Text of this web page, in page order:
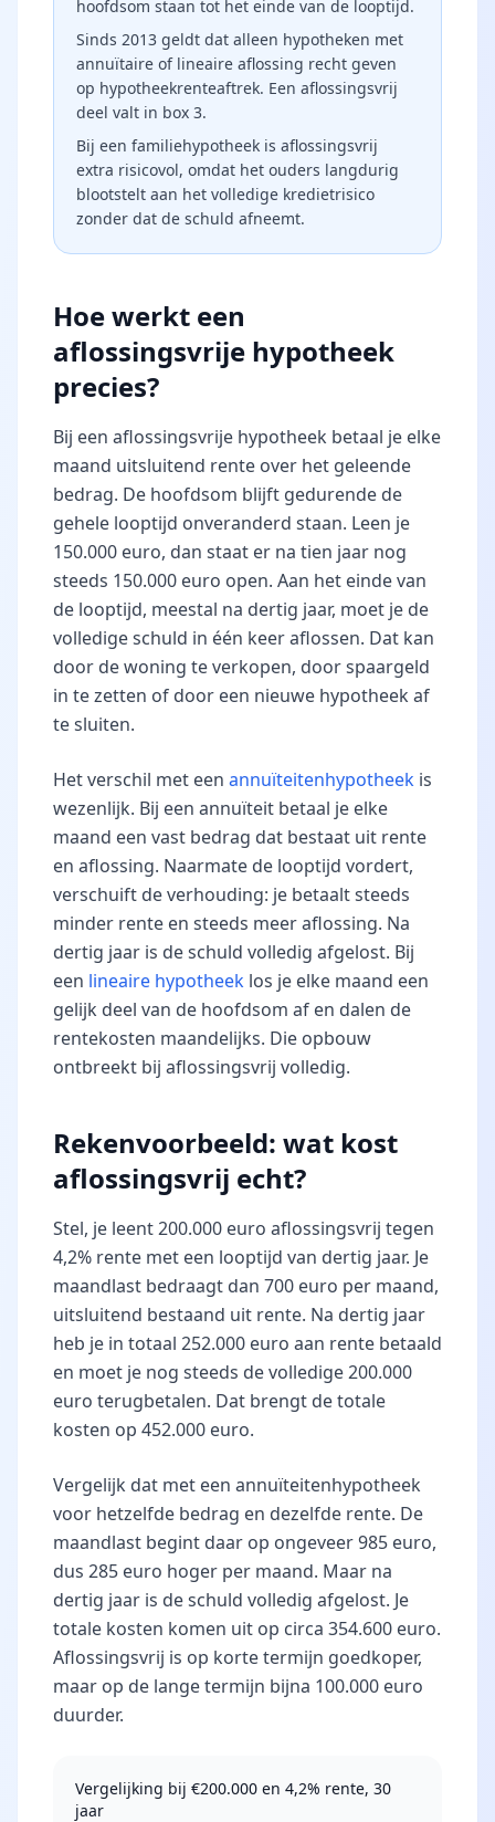
hoofdsom staan tot het einde van de looptijd.
Sinds 2013 geldt dat alleen hypotheken met
annuïtaire of lineaire aflossing recht geven
op hypotheekrenteaftrek. Een aflossingsvrij
deel valt in box 3.
Bij een familiehypotheek is aflossingsvrij
extra risicovol, omdat het ouders langdurig
blootstelt aan het volledige kredietrisico
zonder dat de schuld afneemt.
Hoe werkt een
aflossingsvrije hypotheek
precies?
Bij een aflossingsvrije hypotheek betaal je elke
maand uitsluitend rente over het geleende
bedrag. De hoofdsom blijft gedurende de
gehele looptijd onveranderd staan. Leen je
150.000 euro, dan staat er na tien jaar nog
steeds 150.000 euro open. Aan het einde van
de looptijd, meestal na dertig jaar, moet je de
volledige schuld in één keer aflossen. Dat kan
door de woning te verkopen, door spaargeld
in te zetten of door een nieuwe hypotheek af
te sluiten.
Het verschil met een annuïteitenhypotheek is
wezenlijk. Bij een annuïteit betaal je elke
maand een vast bedrag dat bestaat uit rente
en aflossing. Naarmate de looptijd vordert,
verschuift de verhouding: je betaalt steeds
minder rente en steeds meer aflossing. Na
dertig jaar is de schuld volledig afgelost. Bij
een lineaire hypotheek los je elke maand een
gelijk deel van de hoofdsom af en dalen de
rentekosten maandelijks. Die opbouw
ontbreekt bij aflossingsvrij volledig.
Rekenvoorbeeld: wat kost
aflossingsvrij echt?
Stel, je leent 200.000 euro aflossingsvrij tegen
4,2% rente met een looptijd van dertig jaar. Je
maandlast bedraagt dan 700 euro per maand,
uitsluitend bestaand uit rente. Na dertig jaar
heb je in totaal 252.000 euro aan rente betaald
en moet je nog steeds de volledige 200.000
euro terugbetalen. Dat brengt de totale
kosten op 452.000 euro.
Vergelijk dat met een annuïteitenhypotheek
voor hetzelfde bedrag en dezelfde rente. De
maandlast begint daar op ongeveer 985 euro,
dus 285 euro hoger per maand. Maar na
dertig jaar is de schuld volledig afgelost. Je
totale kosten komen uit op circa 354.600 euro.
Aflossingsvrij is op korte termijn goedkoper,
maar op de lange termijn bijna 100.000 euro
duurder.
Vergelijking bij €200.000 en 4,2% rente, 30
jaar